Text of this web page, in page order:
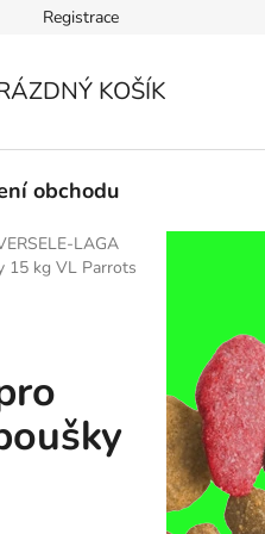
Registrace
KOŠÍK
obchodu
LAGA
15 kg VL Parrots